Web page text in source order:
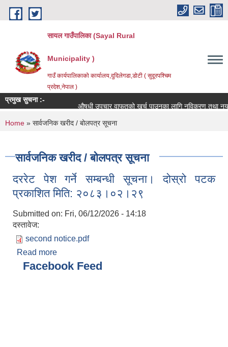
Skip to main content
सायल गाउँपालिका (Sayal Rural
Municipality )
गाउँ कार्यपालिकाको कार्यालय,दुदिलेगडा,डोटी ( सुदूरपश्चिम
प्रदेश,नेपाल )
प्रमुख सुचना :-
औषधी उपचार वाफतको खर्च पाउनका लागि नविकरण तथा नयाँ
You are here
Home » सार्वजनिक खरीद / बोलपत्र सूचना
सार्वजनिक खरीद / बोलपत्र सूचना
दररेट पेश गर्ने सम्बन्धी सूचना। दोस्रो पटक
प्रकाशित मिति: २०८३।०२।२९
Submitted on: Fri, 06/12/2026 - 14:18
दस्तावेज:
second notice.pdf
Read more
प्रकाशित मिति: २०८३।०२।२९
Facebook Feed